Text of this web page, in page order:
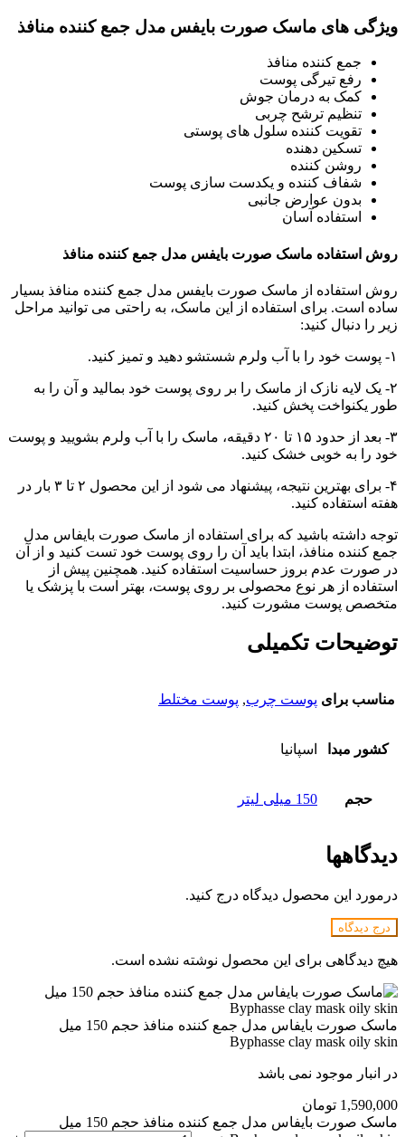
ویژگی های ماسک صورت بایفس مدل جمع کننده منافذ
جمع کننده منافذ
رفع تیرگی پوست
کمک به درمان جوش
تنظیم ترشح چربی
تقویت کننده سلول های پوستی
تسکین دهنده
روشن کننده
شفاف کننده و یکدست سازی پوست
بدون عوارض جانبی
استفاده آسان
روش استفاده ماسک صورت بایفس مدل جمع کننده منافذ
روش استفاده از ماسک صورت بایفس مدل جمع کننده منافذ بسیار
ساده است. برای استفاده از این ماسک، به راحتی می توانید مراحل
زیر را دنبال کنید:
۱- پوست خود را با آب ولرم شستشو دهید و تمیز کنید.
۲- یک لایه نازک از ماسک را بر روی پوست خود بمالید و آن را به
طور یکنواخت پخش کنید.
۳- بعد از حدود ۱۵ تا ۲۰ دقیقه، ماسک را با آب ولرم بشویید و پوست
خود را به خوبی خشک کنید.
۴- برای بهترین نتیجه، پیشنهاد می شود از این محصول ۲ تا ۳ بار در
هفته استفاده کنید.
توجه داشته باشید که برای استفاده از ماسک صورت بایفاس مدل
جمع کننده منافذ، ابتدا باید آن را روی پوست خود تست کنید و از آن
در صورت عدم بروز حساسیت استفاده کنید. همچنین پیش از
استفاده از هر نوع محصولی بر روی پوست، بهتر است با پزشک یا
متخصص پوست مشورت کنید.
توضیحات تکمیلی
مناسب برای پوست چرب, پوست مختلط
کشور مبدا اسپانیا
حجم 150 میلی لیتر
دیدگاهها
درمورد این محصول دیدگاه درج کنید.
درج دیدگاه
هیچ دیدگاهی برای این محصول نوشته نشده است.
ماسک صورت بایفاس مدل جمع کننده منافذ حجم 150 میل
Byphasse clay mask oily skin
در انبار موجود نمی باشد
1,590,000 تومان
ماسک صورت بایفاس مدل جمع کننده منافذ حجم 150 میل